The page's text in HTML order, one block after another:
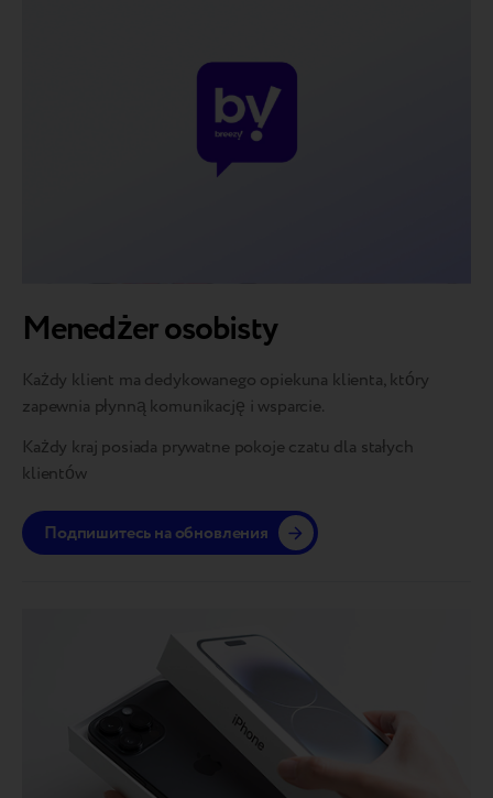
Menedżer osobisty
Każdy klient ma dedykowanego opiekuna klienta, który
zapewnia płynną komunikację i wsparcie.
Każdy kraj posiada prywatne pokoje czatu dla stałych
klientów
Подпишитесь на обновления